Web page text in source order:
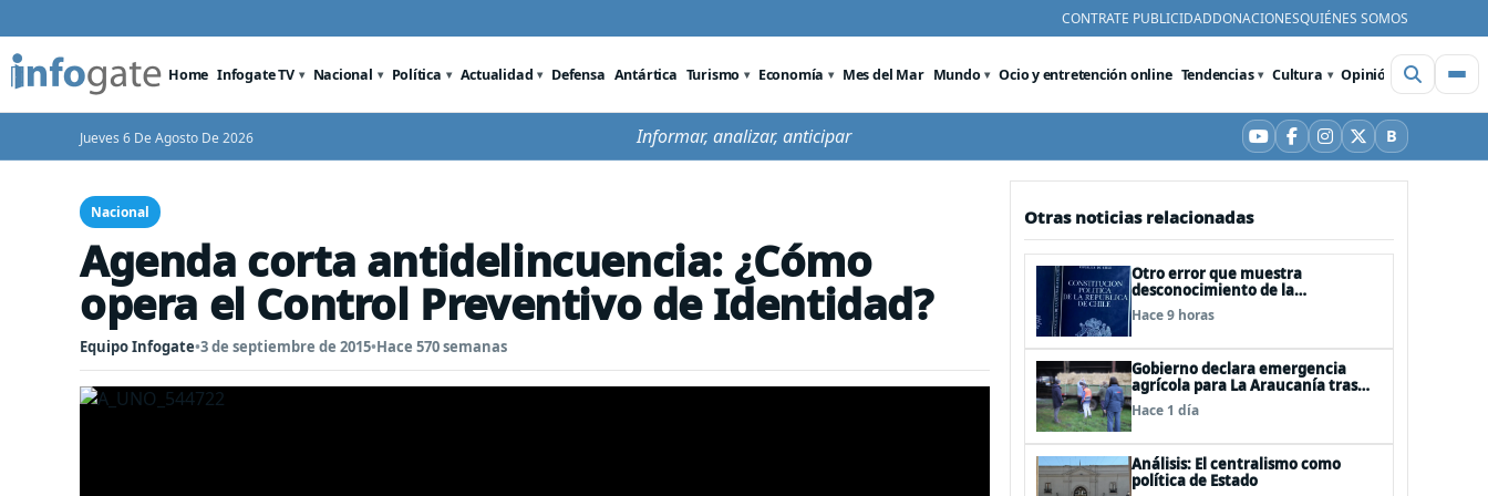
CONTRATE PUBLICIDADDONACIONESQUIÉNES SOMOS
Home Infogate TV Nacional Política Actualidad Defensa Antártica Turismo Economía Mes del Mar Mundo Ocio y entretención online Tendencias Cultura Opinión Videos
Jueves 6 De Agosto De 2026 Informar, analizar, anticipar YouTube
Facebook
Instagram
X BBluesky
Nacional
Agenda corta antidelincuencia: ¿Cómo
opera el Control Preventivo de Identidad?
Equipo Infogate•3 de septiembre de 2015•Hace 570 semanas
Otras noticias relacionadas
Otro error que muestra
desconocimiento de la
Constitución: Artículo 1 consagra
resguardar la seguridad nacional y
Hace 9 horas
Gobierno declara emergencia
agrícola para La Araucanía tras
desastres por pasos de sistemas
frontales
Hace 1 día
Análisis: El centralismo como
política de Estado